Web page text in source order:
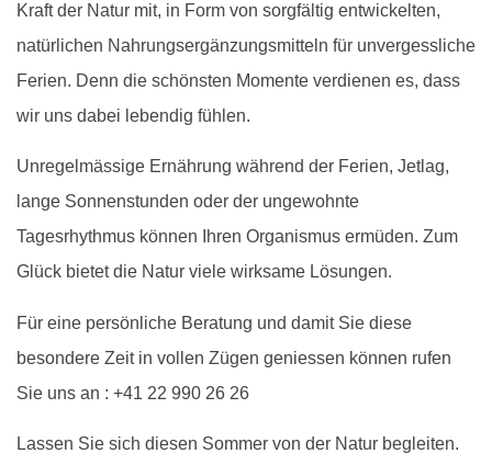
Kraft der Natur mit, in Form von sorgfältig entwickelten,
natürlichen Nahrungsergänzungsmitteln für unvergessliche
Ferien. Denn die schönsten Momente verdienen es, dass
wir uns dabei lebendig fühlen.
Unregelmässige Ernährung während der Ferien, Jetlag,
lange Sonnenstunden oder der ungewohnte
Tagesrhythmus können Ihren Organismus ermüden. Zum
Glück bietet die Natur viele wirksame Lösungen.
Für eine persönliche Beratung und damit Sie diese
besondere Zeit in vollen Zügen geniessen können rufen
Sie uns an : +41 22 990 26 26
Lassen Sie sich diesen Sommer von der Natur begleiten.